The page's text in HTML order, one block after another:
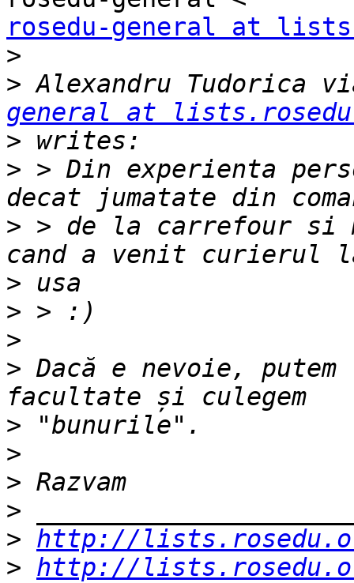
rosedu-general at
>
> Alexandru Tudorica
general at
>
> > Din experienta
> > de la carrefour si
>
>
>
> Dacă e nevoie,
>
>
>
>
> http://
> http://